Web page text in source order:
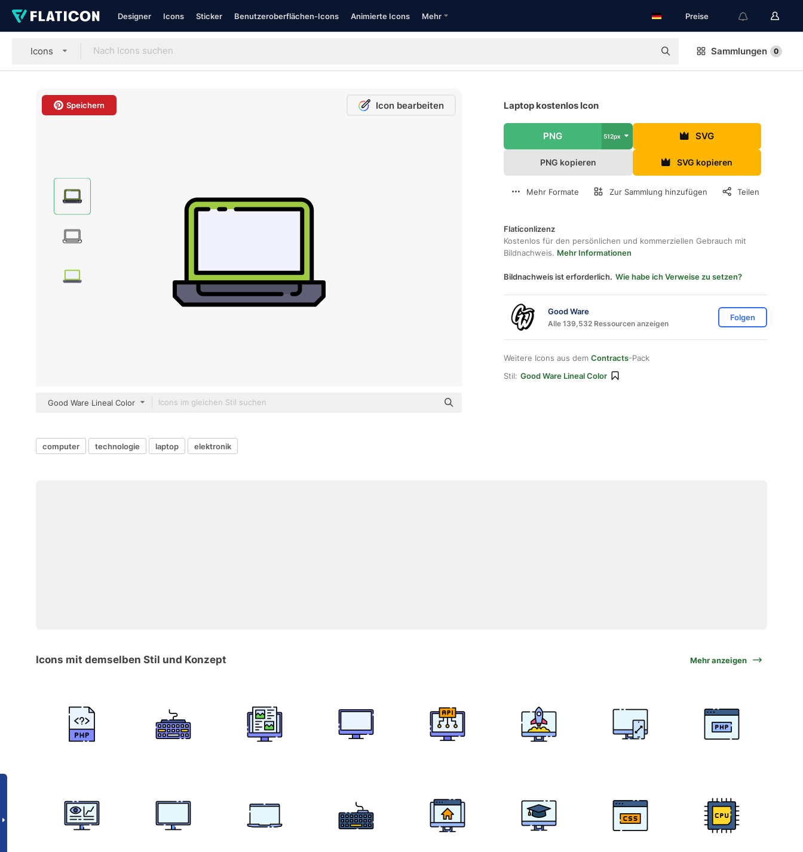
Designer Icons Sticker Benutzeroberflächen-Icons Animierte Icons Mehr Preise
Icons Sammlungen 0
Speichern Icon bearbeiten
Good Ware Lineal Color
Laptop kostenlos Icon
PNG 512px SVG
PNG kopieren SVG kopieren
Mehr Formate Zur Sammlung hinzufügen Teilen
Flaticonlizenz
Kostenlos für den persönlichen und kommerziellen Gebrauch mit
Bildnachweis. Mehr Informationen
Bildnachweis ist erforderlich. Wie habe ich Verweise zu setzen?
Good Ware
Alle 139,532 Ressourcen anzeigen
Folgen
Weitere Icons aus dem Contracts-Pack
Stil: Good Ware Lineal Color
computer technologie laptop elektronik
Icons mit demselben Stil und Konzept Mehr anzeigen